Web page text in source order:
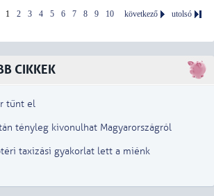
1 2 3 4 5 6 7 8 9 10 következő utolsó
CIKKEK
tűnt el
tényleg kivonulhat Magyarországról
taxizási gyakorlat lett a miénk